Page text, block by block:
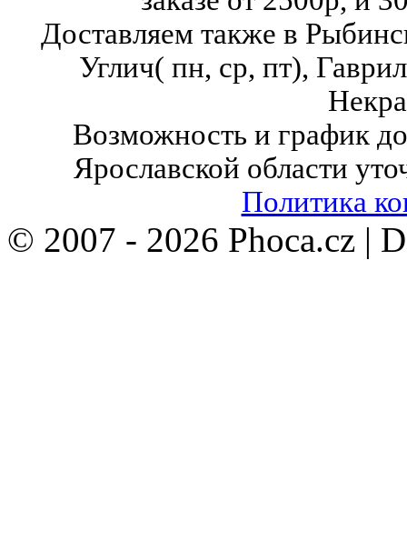
Доставляем также в
Углич( пн, ср, пт),
Возможность и график
Ярославской области
Политика
© 2007 - 2026 Phoca.cz |